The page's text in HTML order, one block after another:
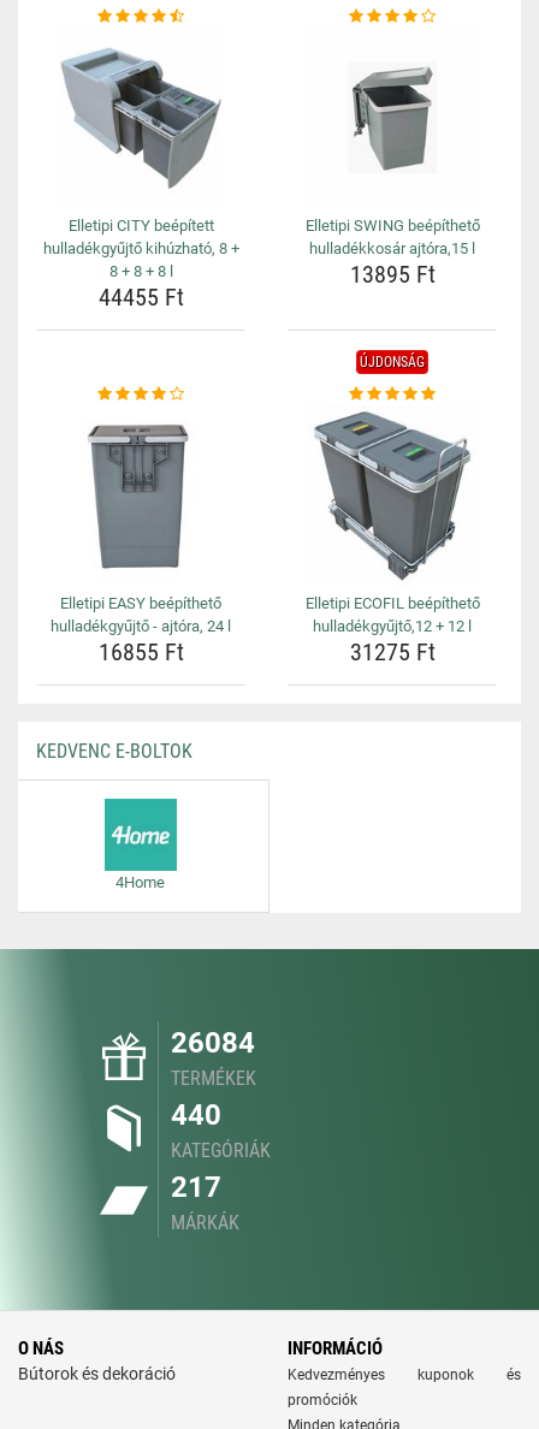
Elletipi CITY beépített
hulladékgyűjtő kihúzható, 8 +
8 + 8 + 8 l
44455 Ft
Elletipi SWING beépíthető
hulladékkosár ajtóra,15 l
13895 Ft
Elletipi EASY beépíthető
hulladékgyűjtő - ajtóra, 24 l
16855 Ft
ÚJDONSÁG
Elletipi ECOFIL beépíthető
hulladékgyűjtő,12 + 12 l
31275 Ft
KEDVENC E-BOLTOK
4Home
26084
TERMÉKEK
440
KATEGÓRIÁK
217
MÁRKÁK
O NÁS
Bútorok és dekoráció
INFORMÁCIÓ
Kedvezményes kuponok és
promóciók
Minden kategória